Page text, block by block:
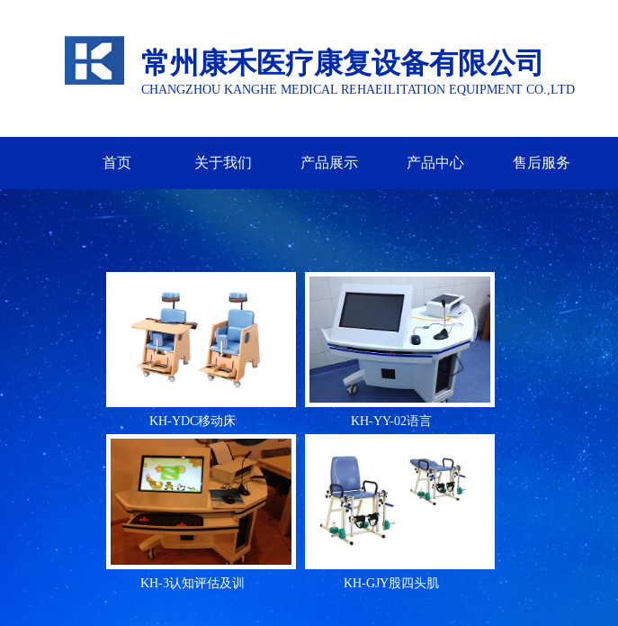
常州康禾医疗康复设备有限公司
CHANGZHOU KANGHE MEDICAL REHAEILITATION EQUIPMENT CO.,LTD
首页 关于我们 产品展示 产品中心 售后服务
KH-YDC移动床 KH-YY-02语言
KH-3认知评估及训 KH-GJY股四头肌